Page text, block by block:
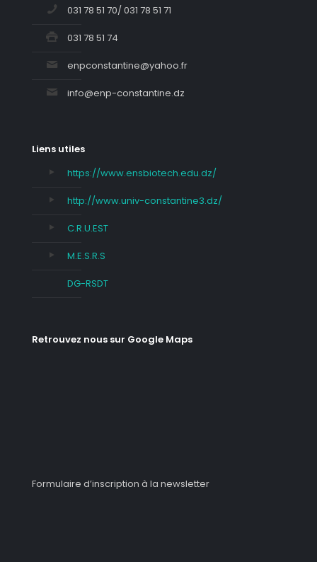
031 78 51 70/ 031 78 51 71
031 78 51 74
enpconstantine@yahoo.fr
info@enp-constantine.dz
Liens utiles
https://www.ensbiotech.edu.dz/
http://www.univ-constantine3.dz/
C.R.U.EST
M.E.S.R.S
DG-RSDT
Retrouvez nous sur Google Maps
Formulaire d’inscription à la newsletter